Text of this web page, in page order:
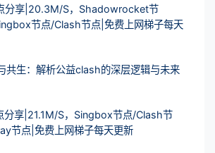
分享|20.3M/S，Shadowrocket节
节点/Clash节点|免费上网梯子每天
共生：解析公益clash的深层逻辑与未来
分享|21.1M/S，Singbox节点/Clash节
节点|免费上网梯子每天更新